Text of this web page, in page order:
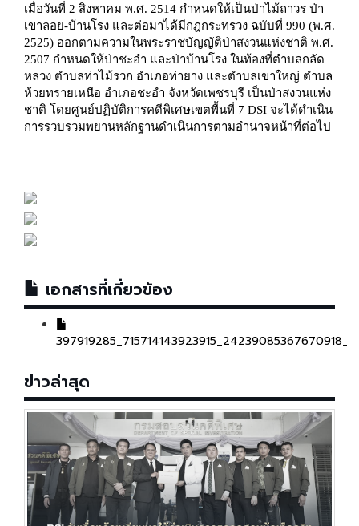
เมื่อวันที่ 2 สิงหาคม พ.ศ. 2514 กำหนดให้เป็นป่าไม้ถาวร ป่า
เขาลอย-บ้านโรง และต่อมาได้มีกฎกระทรวง ฉบับที่ 990 (พ.ศ.
2525) ออกตามความในพระราชบัญญัติป่าสงวนแห่งชาติ พ.ศ.
2507 กำหนดให้ป่าชะอำ และป่าบ้านโรง ในท้องที่ตำบลกลัด
หลวง ตำบลท่าไม้รวก อำเภอท่ายาง และตำบลเขาใหญ่ ตำบล
ห้วยทรายเหนือ อำเภอชะอำ จังหวัดเพชรบุรี เป็นป่าสงวนแห่ง
ชาติ โดยศูนย์ปฏิบัติการคดีพิเศษเขตพื้นที่ 7 DSI จะได้ดำเนิน
การรวบรวมพยานหลักฐานดำเนินการตามอำนาจหน้าที่ต่อไป
เอกสารที่เกี่ยวข้อง
ข่าวล่าสุด